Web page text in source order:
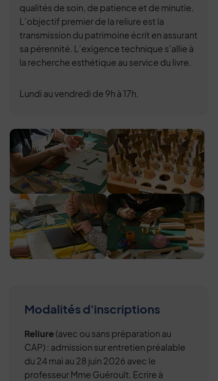
qualités de soin, de patience et de minutie.
L’objectif premier de la reliure est la
transmission du patrimoine écrit en assurant
sa pérennité. L’exigence technique s’allie à
la recherche esthétique au service du livre.
Lundi au vendredi de 9h à 17h.
Modalités d'inscriptions
Reliure (avec ou sans préparation au
CAP) : admission sur entretien préalable
du 24 mai au 28 juin 2026 avec le
professeur Mme Guéroult. Ecrire à